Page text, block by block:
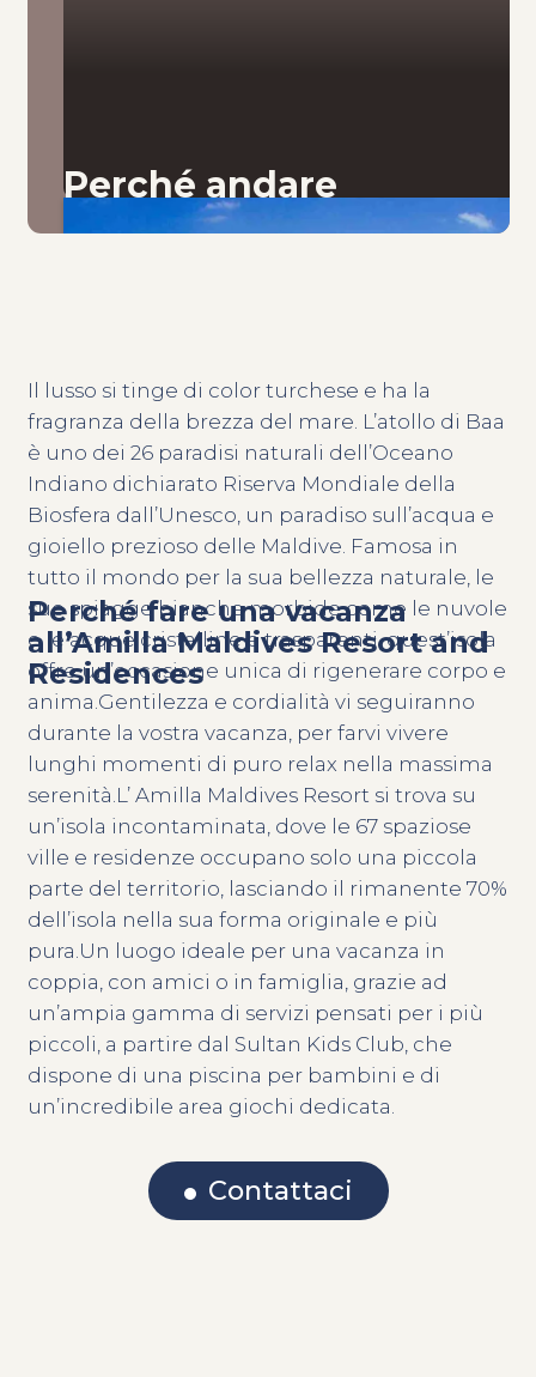
Perché andare
Perché fare una vacanza
all’Amilla Maldives Resort and
Residences
Il lusso si tinge di color turchese e ha la
fragranza della brezza del mare. L’atollo di Baa
è uno dei 26 paradisi naturali dell’Oceano
Indiano dichiarato Riserva Mondiale della
Biosfera dall’Unesco, un paradiso sull’acqua e
gioiello prezioso delle Maldive. Famosa in
tutto il mondo per la sua bellezza naturale, le
sue spiagge bianche morbide come le nuvole
e le acque cristalline e trasparenti, quest’isola
offre un’occasione unica di rigenerare corpo e
anima.Gentilezza e cordialità vi seguiranno
durante la vostra vacanza, per farvi vivere
lunghi momenti di puro relax nella massima
serenità.L’ Amilla Maldives Resort si trova su
un’isola incontaminata, dove le 67 spaziose
ville e residenze occupano solo una piccola
parte del territorio, lasciando il rimanente 70%
dell’isola nella sua forma originale e più
pura.Un luogo ideale per una vacanza in
coppia, con amici o in famiglia, grazie ad
un’ampia gamma di servizi pensati per i più
piccoli, a partire dal Sultan Kids Club, che
dispone di una piscina per bambini e di
un’incredibile area giochi dedicata.
Contattaci